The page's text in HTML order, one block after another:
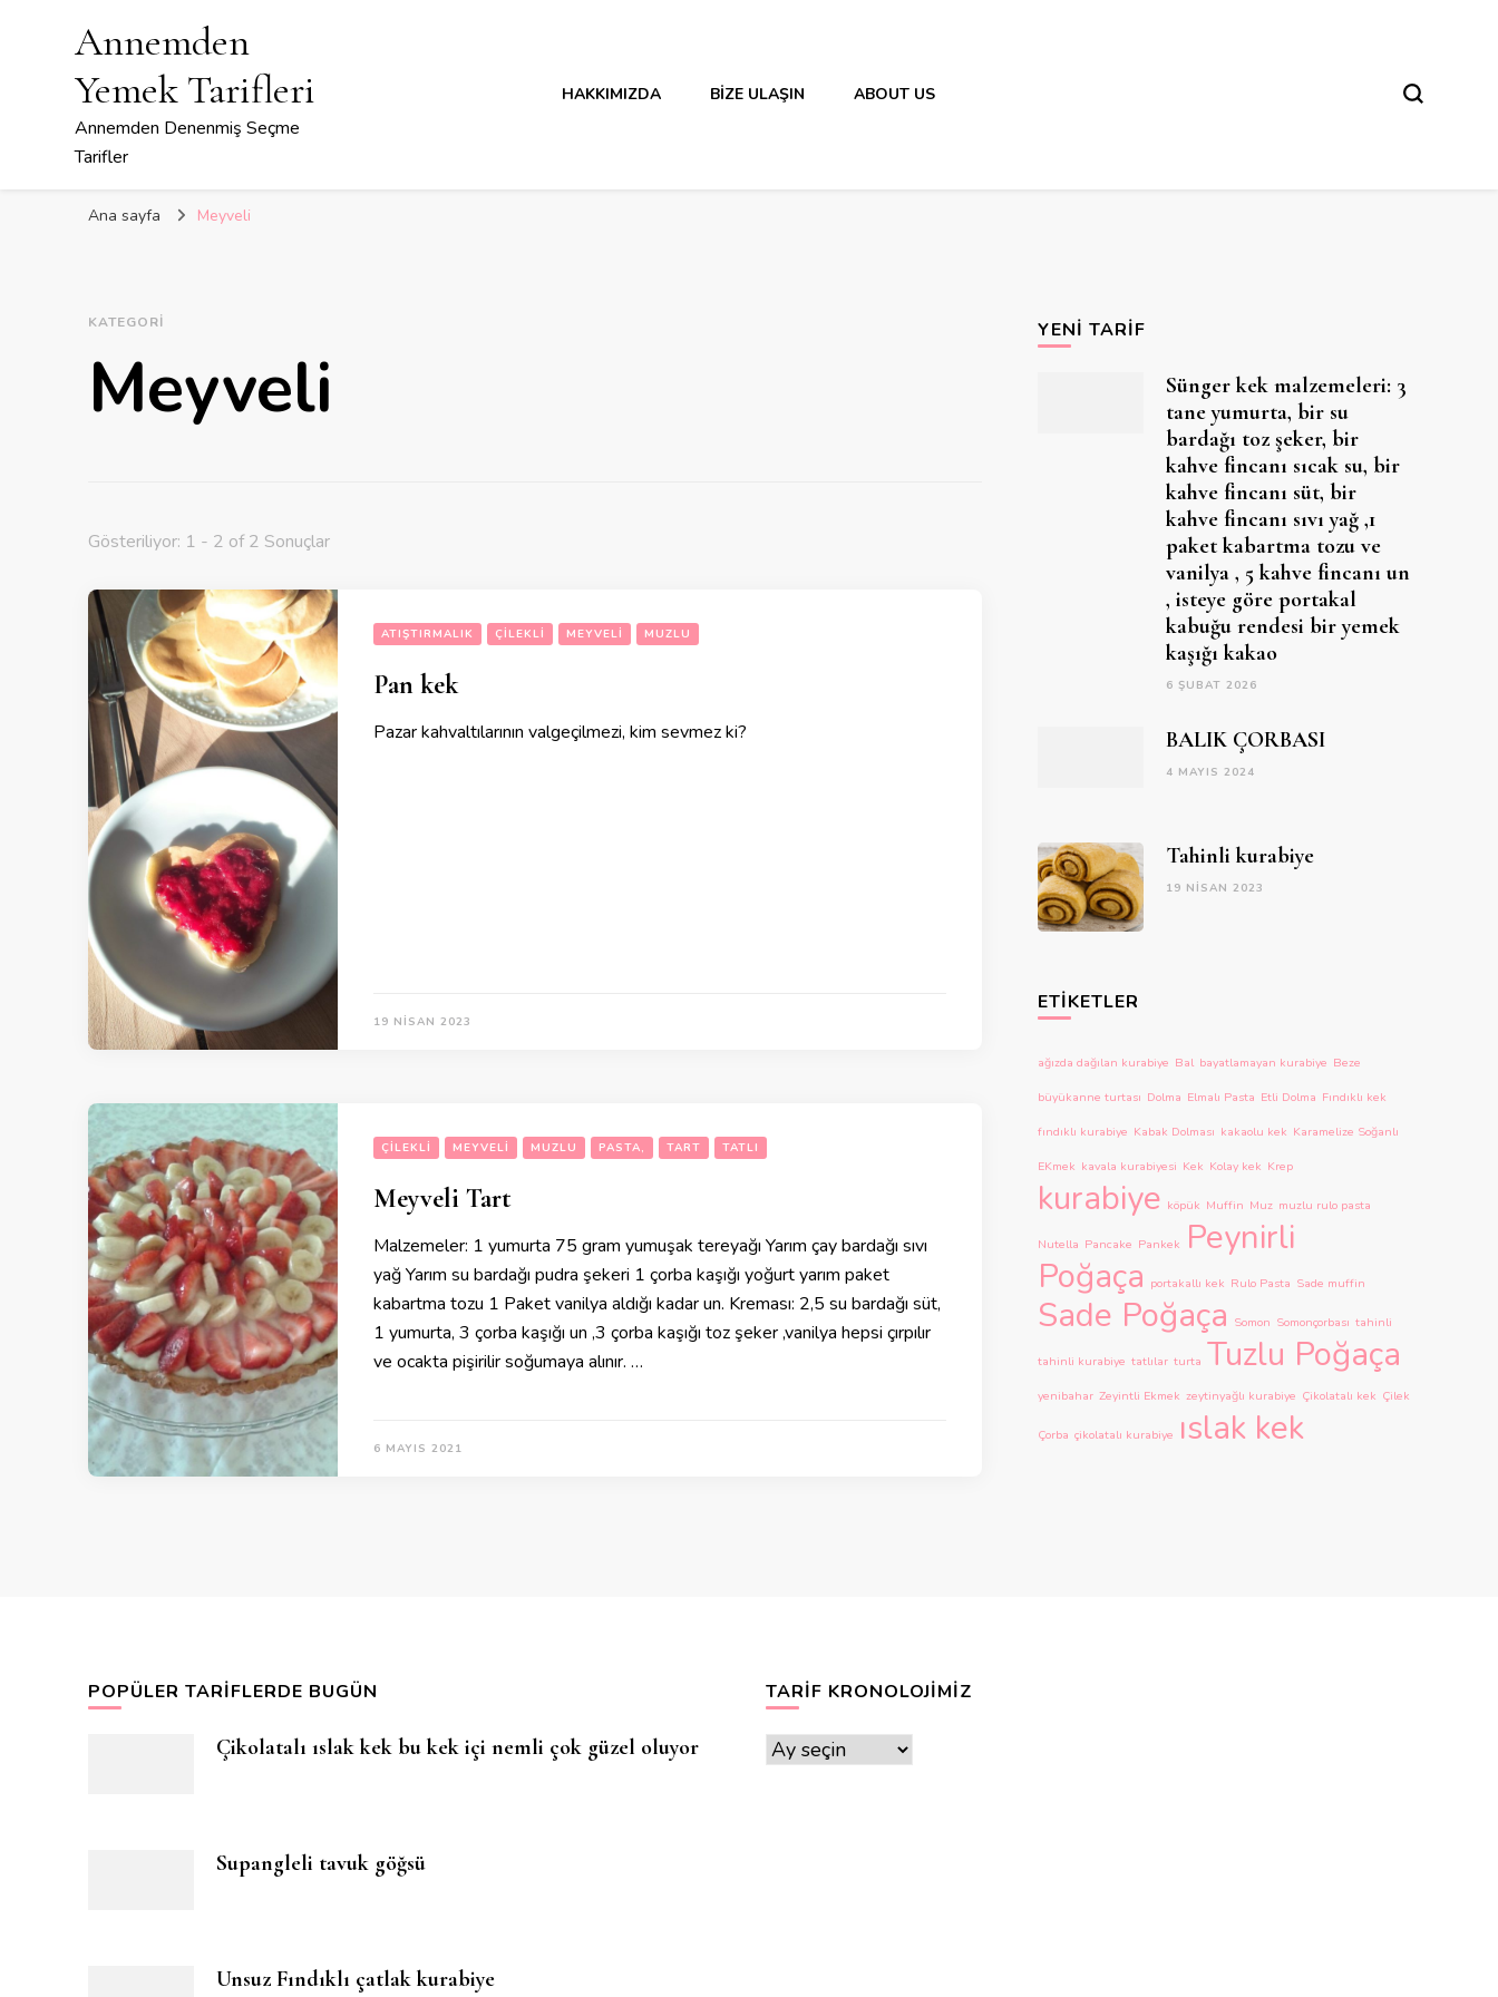
Annemden
Yemek Tarifleri
Annemden Denenmiş Seçme
Tarifler
HAKKIMIZDA BIZE ULAŞIN ABOUT US
Ana sayfa Meyveli
KATEGORI
Meyveli
Gösteriliyor: 1 - 2 of 2 Sonuçlar
ATIŞTIRMALIK ÇILEKLI MEYVELI MUZLU
Pan kek
Pazar kahvaltılarının valgeçilmezi, kim sevmez ki?
19 NISAN 2023
ÇILEKLI MEYVELI MUZLU PASTA, TART TATLI
Meyveli Tart
Malzemeler: 1 yumurta 75 gram yumuşak tereyağı Yarım çay bardağı sıvı
yağ Yarım su bardağı pudra şekeri 1 çorba kaşığı yoğurt yarım paket
kabartma tozu 1 Paket vanilya aldığı kadar un. Kreması: 2,5 su bardağı süt,
1 yumurta, 3 çorba kaşığı un ,3 çorba kaşığı toz şeker ,vanilya hepsi çırpılır
ve ocakta pişirilir soğumaya alınır. …
6 MAYIS 2021
YENI TARIF
Sünger kek malzemeleri: 3
tane yumurta, bir su
bardağı toz şeker, bir
kahve fincanı sıcak su, bir
kahve fincanı süt, bir
kahve fincanı sıvı yağ ,1
paket kabartma tozu ve
vanilya , 5 kahve fincanı un
, isteye göre portakal
kabuğu rendesi bir yemek
kaşığı kakao
6 ŞUBAT 2026
BALIK ÇORBASI
4 MAYIS 2024
Tahinli kurabiye
19 NISAN 2023
ETIKETLER
ağızda dağılan kurabiye Bal bayatlamayan kurabiye Beze
büyükanne turtası Dolma Elmalı Pasta Etli Dolma Fındıklı kek
fındıklı kurabiye Kabak Dolması kakaolu kek Karamelize Soğanlı
EKmek kavala kurabiyesi Kek Kolay kek Krep
kurabiye köpük Muffin Muz muzlu rulo pasta
Nutella Pancake Pankek Peynirli
Poğaça portakallı kek Rulo Pasta Sade muffin
Sade Poğaça Somon Somonçorbası tahinli
tahinli kurabiye tatlılar turta Tuzlu Poğaça
yenibahar Zeyintli Ekmek zeytinyağlı kurabiye Çikolatalı kek Çilek
Çorba çikolatalı kurabiye ıslak kek
POPÜLER TARIFLERDE BUGÜN
Çikolatalı ıslak kek bu kek içi nemli çok güzel oluyor
Supangleli tavuk göğsü
Unsuz Fındıklı çatlak kurabiye
TARIF KRONOLOJIMIZ
Tarif